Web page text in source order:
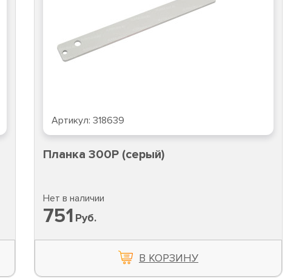
Артикул: 318639
Планка 300P (серый)
Нет в наличии
751 Руб.
В КОРЗИНУ